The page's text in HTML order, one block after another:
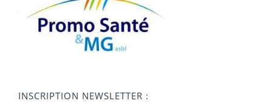
INSCRIPTION NEWSLETTER :